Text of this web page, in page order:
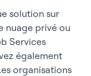
solution sur
nuage privé ou
Services
également
organisations